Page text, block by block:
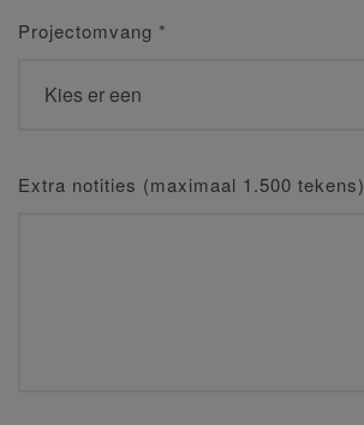
Projectomvang *
Extra notities (maximaal 1.500 tekens)